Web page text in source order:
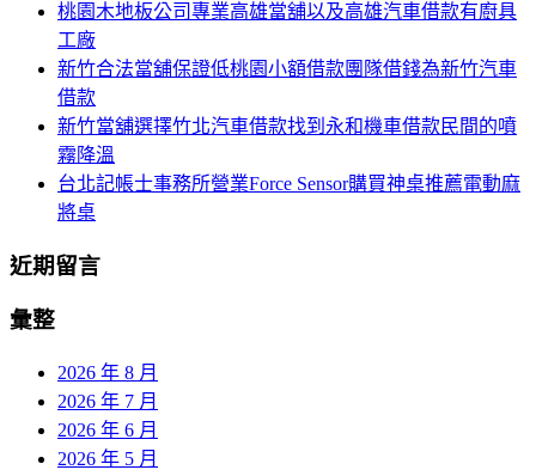
桃園木地板公司專業高雄當舖以及高雄汽車借款有廚具
工廠
新竹合法當舖保證低桃園小額借款團隊借錢為新竹汽車
借款
新竹當舖選擇竹北汽車借款找到永和機車借款民間的噴
霧降溫
台北記帳士事務所營業Force Sensor購買神桌推薦電動麻
將桌
近期留言
彙整
2026 年 8 月
2026 年 7 月
2026 年 6 月
2026 年 5 月